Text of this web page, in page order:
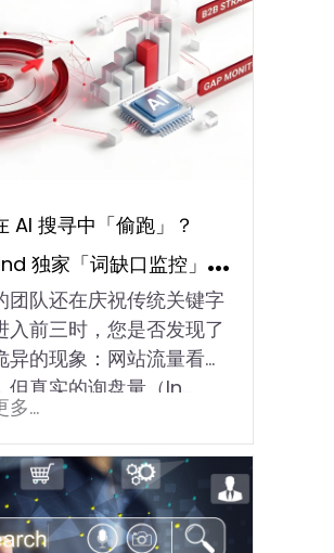
AI 搜寻中「偷跑」？
独家「词缺口监控」揭
战略漏洞
团队还在庆祝传统关键字
入前三时，您是否发现了
异的现象：网站流量看似
但真实的询盘量（In…
多...